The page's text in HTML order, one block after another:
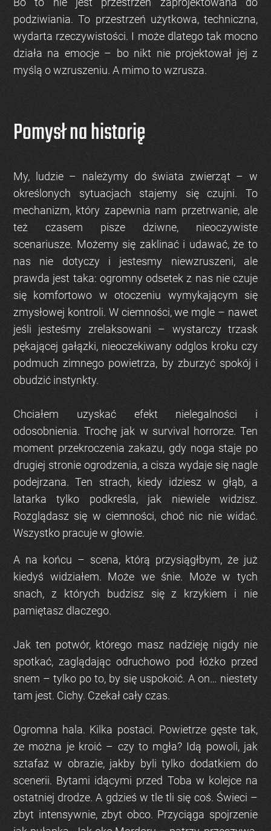
podziwiania. To przestrzeń użytkowa, techniczna,
wydarta rzeczywistości. I może dlatego tak mocno
działa na emocje – bo nikt nie projektował jej z
myślą o wzruszeniu. A mimo to wzrusza.
Pomysł na historię
My, ludzie – należymy do świata zwierząt – w
określonych sytuacjach stajemy się czujni. To
mechanizm, który zapewnia nam przetrwanie, ale
też czasem pisze dziwne, nieoczywiste
scenariusze. Możemy się zaklinać i udawać, że to
nas nie dotyczy i jestesmy niewzruszeni, ale
prawda jest taka: ogromny odsetek z nas nie czuje
się komfortowo w otoczeniu wymykającym się
zmysłowej kontroli. W ciemności, we mgle – nawet
jeśli jesteśmy zrelaksowani – wystarczy trzask
pękającej gałązki, nieoczekiwany odglos kroku czy
podmuch zimnego powietrza, by zburzyć spokój i
obudzić instynkty.
Chciałem uzyskać efekt nielegalności i
odosobnienia. Trochę jak w survival horrorze. Ten
moment przekroczenia zakazu, gdy noga staje po
drugiej stronie ogrodzenia, a cisza wydaje się nagle
podejrzana. Ten strach, kiedy idziesz w głąb, a
latarka tylko podkreśla, jak niewiele widzisz.
Rozglądasz się w ciemności, choć nic nie widać.
Wszystko pracuje w głowie.
A na końcu – scena, którą przysiągłbym, że już
kiedyś widziałem. Może we śnie. Może w tych
snach, z których budzisz się z krzykiem i nie
pamiętasz dlaczego.
Jak ten potwór, którego masz nadzieję nigdy nie
spotkać, zaglądając odruchowo pod łóżko przed
snem – tylko po to, by się uspokoić. A on… niestety
tam jest. Cichy. Czekał cały czas.
Ogromna hala. Kilka postaci. Powietrze gęste tak,
że można je kroić – czy to mgła? Idą powoli, jak
sztafaż w obrazie, jakby byli tylko dodatkiem do
scenerii. Bytami idącymi przed Toba w kolejce na
ostatniej drodze. A gdzieś w tle tli się coś. Świeci –
zbyt intensywnie, zbyt obco. Przyciąga spojrzenie